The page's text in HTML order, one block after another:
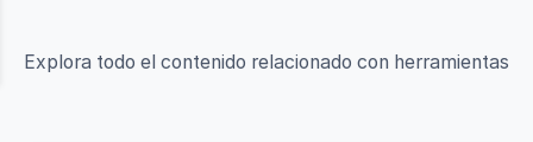
Explora todo el contenido relacionado con herramientas